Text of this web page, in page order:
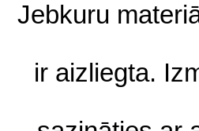
Jebkuru
ir aizliegta.